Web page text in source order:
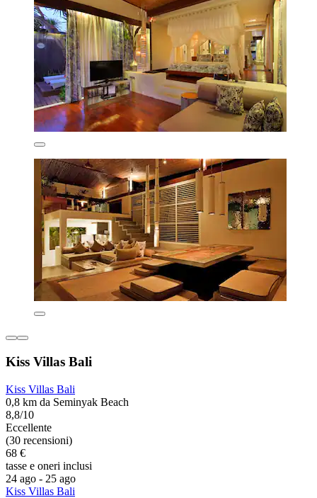
Kiss Villas Bali
Kiss Villas Bali
0,8 km da Seminyak Beach
8,8/10
Eccellente
(30 recensioni)
68 €
tasse e oneri inclusi
24 ago - 25 ago
Kiss Villas Bali